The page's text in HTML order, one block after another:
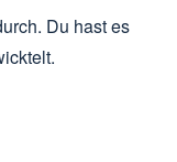
Du hast es